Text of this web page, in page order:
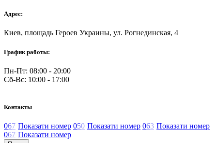
Адрес:
Киев, площадь Героев Украины, ул. Рогнединская, 4
График работы:
Пн-Пт: 08:00 - 20:00
Сб-Вс: 10:00 - 17:00
Контакты
067 Показати номер 050 Показати номер 063 Показати номер
067 Показати номер